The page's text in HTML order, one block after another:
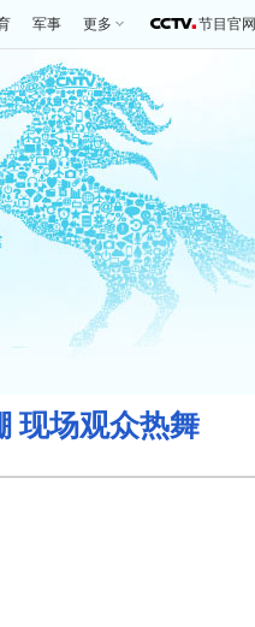
军事 更多 节目官网
现场观众热舞